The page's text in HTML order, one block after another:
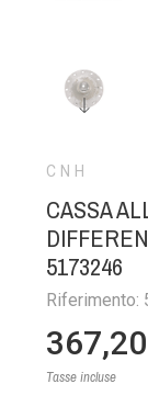
CNH
CASSA
5173246
Riferimento:
Tasse incluse